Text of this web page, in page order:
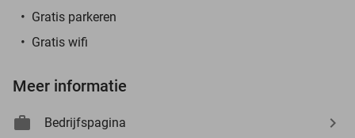
Gratis parkeren
Gratis wifi
Meer informatie
Bedrijfspagina